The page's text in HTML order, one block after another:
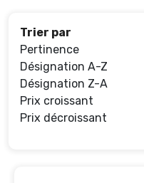
Trier par
Pertinence
Désignation A-Z
Désignation Z-A
Prix croissant
Prix décroissant